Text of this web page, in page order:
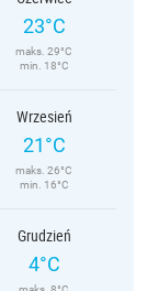
23°C
maks. 29°C
min. 18°C
Wrzesień
21°C
maks. 26°C
min. 16°C
Grudzień
4°C